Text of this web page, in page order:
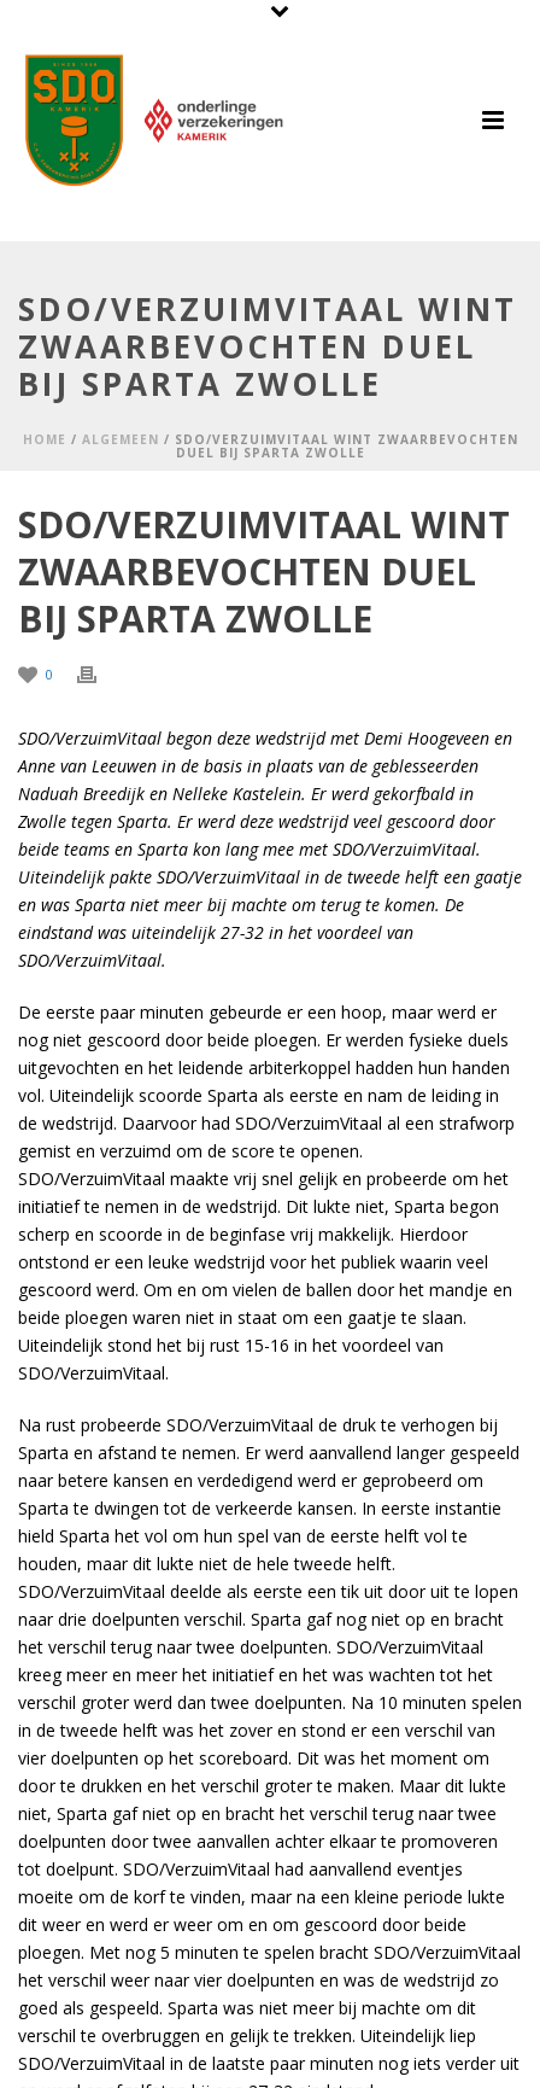
SDO/VERZUIMVITAAL WINT
ZWAARBEVOCHTEN DUEL
BIJ SPARTA ZWOLLE
HOME / ALGEMEEN / SDO/VERZUIMVITAAL WINT ZWAARBEVOCHTEN
DUEL BIJ SPARTA ZWOLLE
SDO/VERZUIMVITAAL WINT
ZWAARBEVOCHTEN DUEL
BIJ SPARTA ZWOLLE
0
SDO/VerzuimVitaal begon deze wedstrijd met Demi Hoogeveen en
Anne van Leeuwen in de basis in plaats van de geblesseerden
Naduah Breedijk en Nelleke Kastelein. Er werd gekorfbald in
Zwolle tegen Sparta. Er werd deze wedstrijd veel gescoord door
beide teams en Sparta kon lang mee met SDO/VerzuimVitaal.
Uiteindelijk pakte SDO/VerzuimVitaal in de tweede helft een gaatje
en was Sparta niet meer bij machte om terug te komen. De
eindstand was uiteindelijk 27-32 in het voordeel van
SDO/VerzuimVitaal.
De eerste paar minuten gebeurde er een hoop, maar werd er
nog niet gescoord door beide ploegen. Er werden fysieke duels
uitgevochten en het leidende arbiterkoppel hadden hun handen
vol. Uiteindelijk scoorde Sparta als eerste en nam de leiding in
de wedstrijd. Daarvoor had SDO/VerzuimVitaal al een strafworp
gemist en verzuimd om de score te openen.
SDO/VerzuimVitaal maakte vrij snel gelijk en probeerde om het
initiatief te nemen in de wedstrijd. Dit lukte niet, Sparta begon
scherp en scoorde in de beginfase vrij makkelijk. Hierdoor
ontstond er een leuke wedstrijd voor het publiek waarin veel
gescoord werd. Om en om vielen de ballen door het mandje en
beide ploegen waren niet in staat om een gaatje te slaan.
Uiteindelijk stond het bij rust 15-16 in het voordeel van
SDO/VerzuimVitaal.
Na rust probeerde SDO/VerzuimVitaal de druk te verhogen bij
Sparta en afstand te nemen. Er werd aanvallend langer gespeeld
naar betere kansen en verdedigend werd er geprobeerd om
Sparta te dwingen tot de verkeerde kansen. In eerste instantie
hield Sparta het vol om hun spel van de eerste helft vol te
houden, maar dit lukte niet de hele tweede helft.
SDO/VerzuimVitaal deelde als eerste een tik uit door uit te lopen
naar drie doelpunten verschil. Sparta gaf nog niet op en bracht
het verschil terug naar twee doelpunten. SDO/VerzuimVitaal
kreeg meer en meer het initiatief en het was wachten tot het
verschil groter werd dan twee doelpunten. Na 10 minuten spelen
in de tweede helft was het zover en stond er een verschil van
vier doelpunten op het scoreboard. Dit was het moment om
door te drukken en het verschil groter te maken. Maar dit lukte
niet, Sparta gaf niet op en bracht het verschil terug naar twee
doelpunten door twee aanvallen achter elkaar te promoveren
tot doelpunt. SDO/VerzuimVitaal had aanvallend eventjes
moeite om de korf te vinden, maar na een kleine periode lukte
dit weer en werd er weer om en om gescoord door beide
ploegen. Met nog 5 minuten te spelen bracht SDO/VerzuimVitaal
het verschil weer naar vier doelpunten en was de wedstrijd zo
goed als gespeeld. Sparta was niet meer bij machte om dit
verschil te overbruggen en gelijk te trekken. Uiteindelijk liep
SDO/VerzuimVitaal in de laatste paar minuten nog iets verder uit